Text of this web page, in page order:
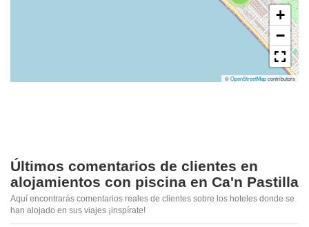
+
−
©OpenStreetMapcontributors
Últimos comentarios de clientes en
alojamientos con piscina en Ca'n Pastilla
Aquí encontrarás comentarios reales de clientes sobre los hoteles donde se
han alojado en sus viajes ¡inspírate!